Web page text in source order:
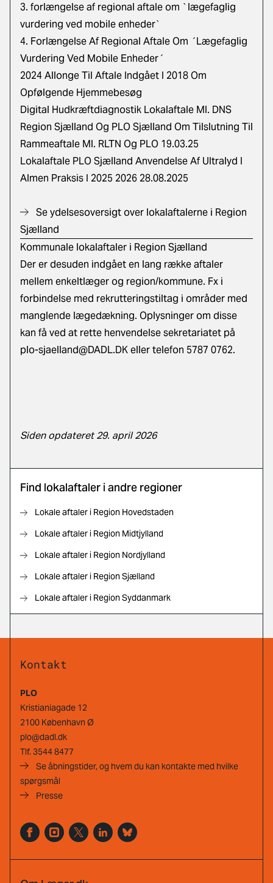
3. forlængelse af regional aftale om `lægefaglig
vurdering ved mobile enheder`
4. Forlængelse Af Regional Aftale Om ´Lægefaglig
Vurdering Ved Mobile Enheder´
2024 Allonge Til Aftale Indgået I 2018 Om
Opfølgende Hjemmebesøg
Digital Hudkræftdiagnostik Lokalaftale Ml. DNS
Region Sjælland Og PLO Sjælland Om Tilslutning Til
Rammeaftale Ml. RLTN Og PLO 19.03.25
Lokalaftale PLO Sjælland Anvendelse Af Ultralyd I
Almen Praksis I 2025 2026 28.08.2025
Se ydelsesoversigt over lokalaftalerne i Region
Sjælland
Kommunale lokalaftaler i Region Sjælland
Der er desuden indgået en lang række aftaler
mellem enkeltlæger og region/kommune. Fx i
forbindelse med rekrutteringstiltag i områder med
manglende lægedækning. Oplysninger om disse
kan få ved at rette henvendelse sekretariatet på
plo-sjaelland@DADL.DKeller telefon 5787 0762.
Siden opdateret 29. april 2026
Find lokalaftaler i andre regioner
Lokale aftaler i Region Hovedstaden
Lokale aftaler i Region Midtjylland
Lokale aftaler i Region Nordjylland
Lokale aftaler i Region Sjælland
Lokale aftaler i Region Syddanmark
Kontakt
PLO
Kristianiagade 12
2100 København Ø
plo@dadl.dk
Tlf.3544 8477
Se åbningstider, og hvem du kan kontakte med hvilke
spørgsmål
Presse